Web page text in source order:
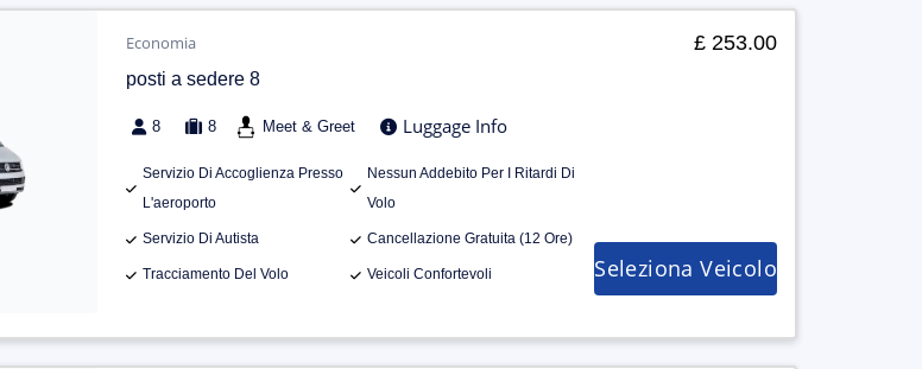
Economia
posti a sedere 8
8 8 Meet & Greet Luggage Info
Servizio Di Accoglienza Presso
L'aeroporto
Nessun Addebito Per I Ritardi Di
Volo
Servizio Di Autista Cancellazione Gratuita (12 Ore)
Tracciamento Del Volo Veicoli Confortevoli
£ 253.00
Seleziona Veicolo